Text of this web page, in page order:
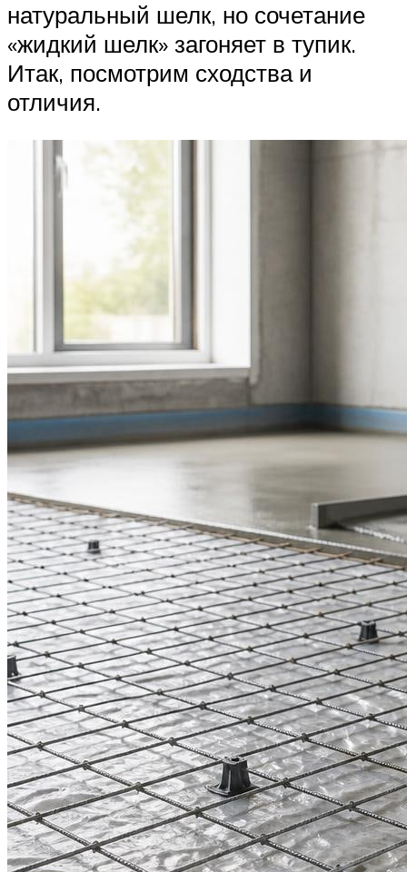
натуральный шелк, но сочетание
«жидкий шелк» загоняет в тупик.
Итак, посмотрим сходства и
отличия.